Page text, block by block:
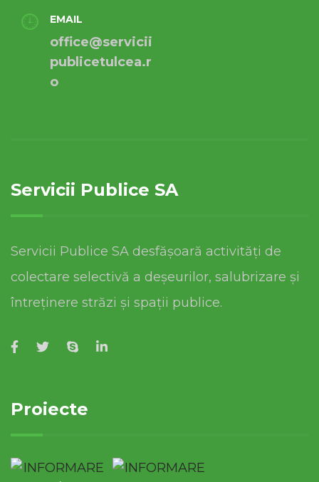
EMAIL
office@servicii
publicetulcea.r
o
Servicii Publice SA
Servicii Publice SA desfășoară activități de
colectare selectivă a deșeurilor, salubrizare și
întreținere străzi și spații publice.
Proiecte